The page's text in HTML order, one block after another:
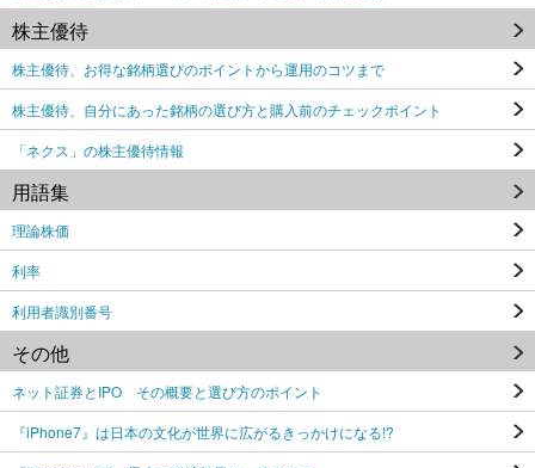
株主優待
株主優待、お得な銘柄選びのポイントから運用のコツまで
株主優待、自分にあった銘柄の選び方と購入前のチェックポイント
「ネクス」の株主優待情報
用語集
理論株価
利率
利用者識別番号
その他
ネット証券とIPO その概要と選び方のポイント
『iPhone7』は日本の文化が世界に広がるきっかけになる!?